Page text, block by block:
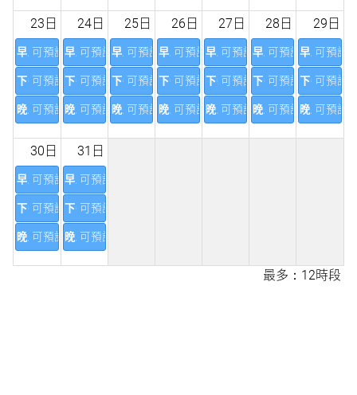
23日
早上可預訂(30)
下午可預訂(30)
晚上可預訂(30)
24日
早上可預訂(29)
下午可預訂(29)
晚上可預訂(30)
25日
早上可預訂(29)
下午可預訂(29)
晚上可預訂(30)
26日
早上可預訂(29)
下午可預訂(29)
晚上可預訂(30)
27日
早上可預訂(29)
下午可預訂(29)
晚上可預訂(30)
28日
早上可預訂(29)
下午可預訂(29)
晚上可預訂(30)
29日
早上可預訂
下午可預訂
晚上可預訂
30日
早上可預訂(30)
下午可預訂(30)
晚上可預訂(30)
31日
早上可預訂(30)
下午可預訂(30)
晚上可預訂(30)
最多：12時段